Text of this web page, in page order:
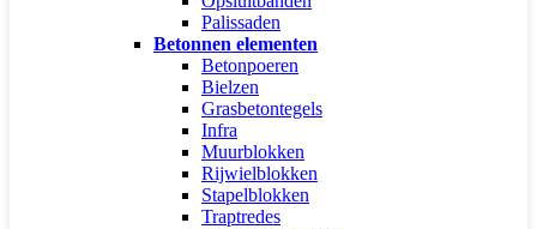
Palissaden
Betonnen elementen
Betonpoeren
Bielzen
Grasbetontegels
Infra
Muurblokken
Rijwielblokken
Stapelblokken
Traptredes